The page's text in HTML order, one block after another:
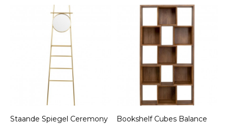
Staande Spiegel Ceremony
Bookshelf Cubes Balance